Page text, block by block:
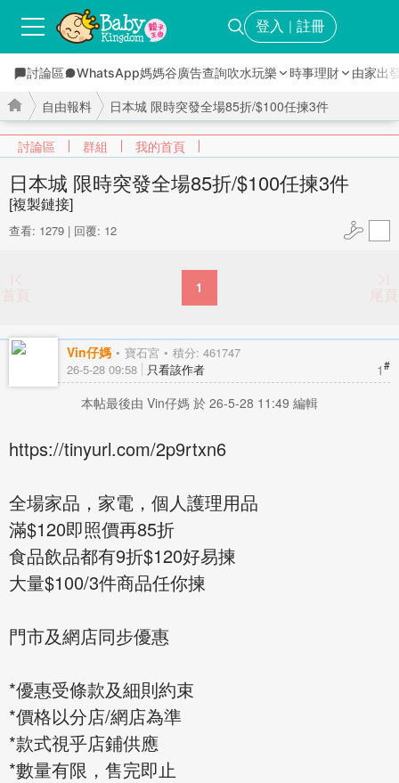
登入 ｜ 註冊
討論區 WhatsApp媽媽谷廣告查詢吹水玩樂 時事理財 由家出
討論區 群組 我的首頁
›
自由報料 日本城 限時突發全場85折/$100任揀3件
查看: 1279 | 回覆: 12
日本城 限時突發全場85折/$100任揀3件
[複製鏈接]
首頁 1 尾頁
Vin仔媽 寶石宮 積分: 461747
1#
26-5-28 09:58 只看該作者
本帖最後由 Vin仔媽 於 26-5-28 11:49 編輯
https://tinyurl.com/2p9rtxn6
全場家品，家電，個人護理用品
滿$120即照價再85折
食品飲品都有9折$120好易揀
大量$100/3件商品任你揀
門市及網店同步優惠
*優惠受條款及細則約束
*價格以分店/網店為準
*款式視乎店鋪供應
*數量有限，售完即止